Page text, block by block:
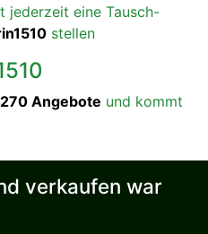
jederzeit eine Tausch-
stellen
270 Angebote und kommt
verkaufen war